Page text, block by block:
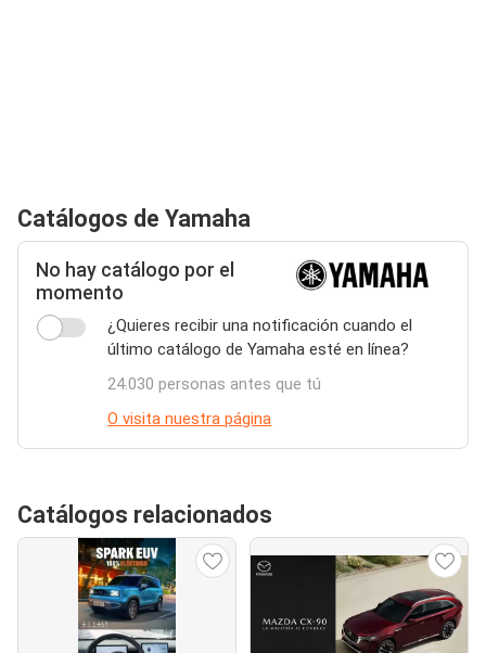
Catálogos de Yamaha
No hay catálogo por el
momento
¿Quieres recibir una notificación cuando el
último catálogo de Yamaha esté en línea?
24.030 personas antes que tú
O visita nuestra página
Catálogos relacionados